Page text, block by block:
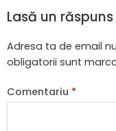
Lasă un răspuns
Adresa ta de email
obligatorii sunt
Comentariu *